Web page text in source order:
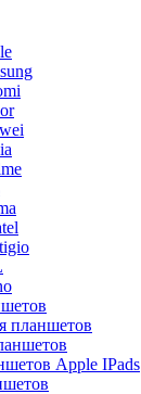
планшетов
Apple IPads